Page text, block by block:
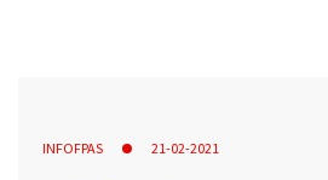
INFOFPAS 21-02-2021